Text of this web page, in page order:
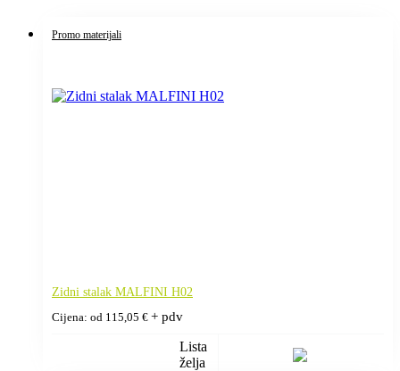
Promo materijali
Zidni stalak MALFINI H02
Cijena: od 115,05 € + pdv
Lista
želja